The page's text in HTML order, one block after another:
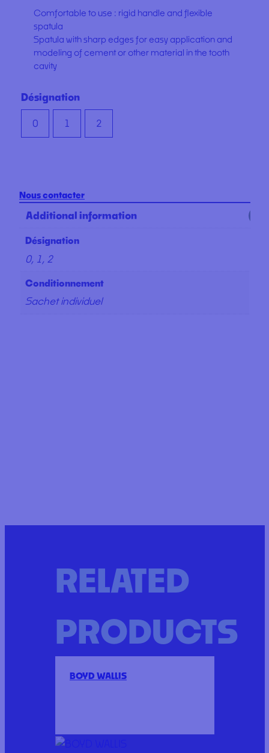
Comfortable to use : rigid handle and flexible
spatula
Spatula with sharp edges for easy application and
modeling of cement or other material in the tooth
cavity
Désignation
0 1 2
Nous contacter
Additional information
Désignation
0, 1, 2
Conditionnement
Sachet individuel
RELATED
PRODUCTS
BOYD WALLIS